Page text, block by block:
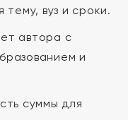
вуз и сроки.
автора с
и
суммы для